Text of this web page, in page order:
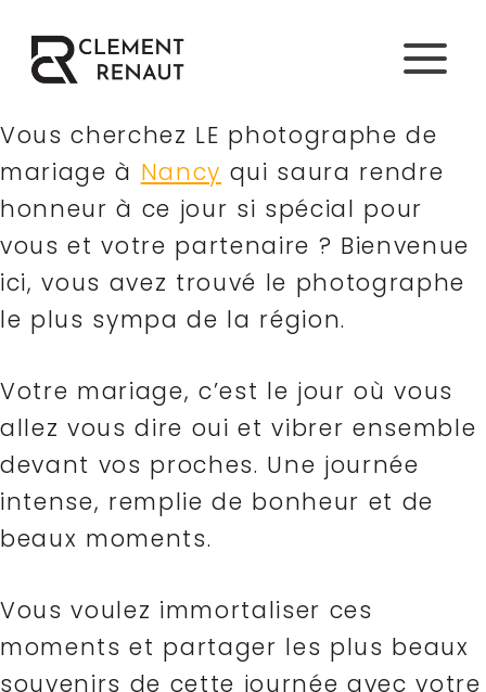
au
contenu
Vous cherchez LE photographe de
mariage à Nancy qui saura rendre
honneur à ce jour si spécial pour
vous et votre partenaire ? Bienvenue
ici, vous avez trouvé le photographe
le plus sympa de la région.
Votre mariage, c’est le jour où vous
allez vous dire oui et vibrer ensemble
devant vos proches. Une journée
intense, remplie de bonheur et de
beaux moments.
Vous voulez immortaliser ces
moments et partager les plus beaux
souvenirs de cette journée avec votre